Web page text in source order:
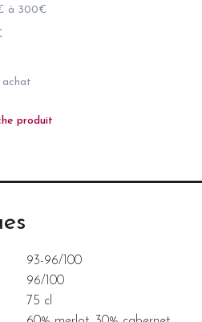
à 300€
achat
produit
93-96/100
96/100
75 cl